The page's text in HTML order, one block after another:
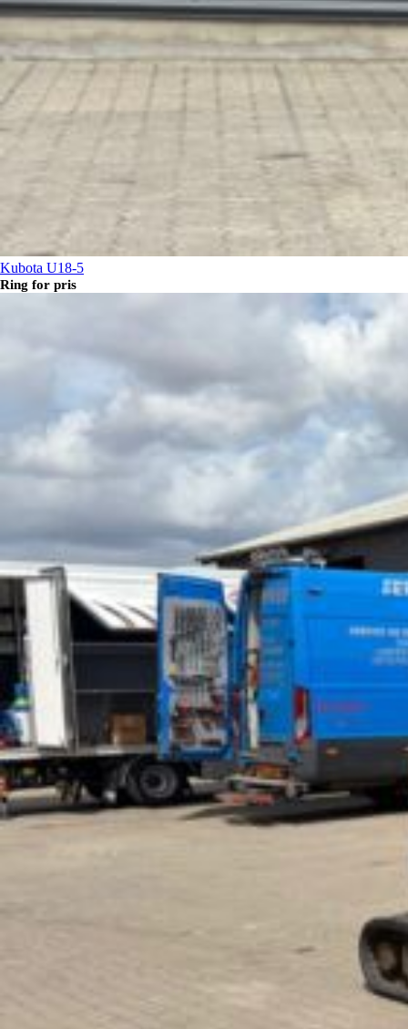
Kubota U18-5
Ring for pris